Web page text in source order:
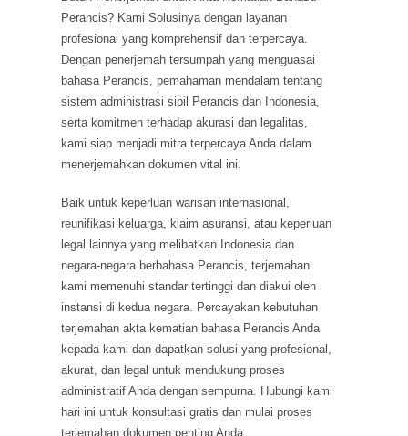
Perancis? Kami Solusinya dengan layanan
profesional yang komprehensif dan terpercaya.
Dengan penerjemah tersumpah yang menguasai
bahasa Perancis, pemahaman mendalam tentang
sistem administrasi sipil Perancis dan Indonesia,
serta komitmen terhadap akurasi dan legalitas,
kami siap menjadi mitra terpercaya Anda dalam
menerjemahkan dokumen vital ini.
Baik untuk keperluan warisan internasional,
reunifikasi keluarga, klaim asuransi, atau keperluan
legal lainnya yang melibatkan Indonesia dan
negara-negara berbahasa Perancis, terjemahan
kami memenuhi standar tertinggi dan diakui oleh
instansi di kedua negara. Percayakan kebutuhan
terjemahan akta kematian bahasa Perancis Anda
kepada kami dan dapatkan solusi yang profesional,
akurat, dan legal untuk mendukung proses
administratif Anda dengan sempurna. Hubungi kami
hari ini untuk konsultasi gratis dan mulai proses
terjemahan dokumen penting Anda.